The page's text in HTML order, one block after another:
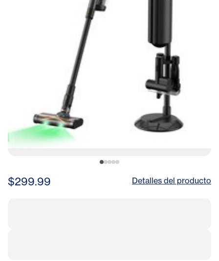
$299.99 Detalles del producto